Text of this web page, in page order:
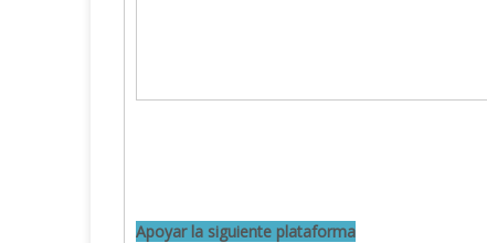
Apoyar la siguiente plataforma